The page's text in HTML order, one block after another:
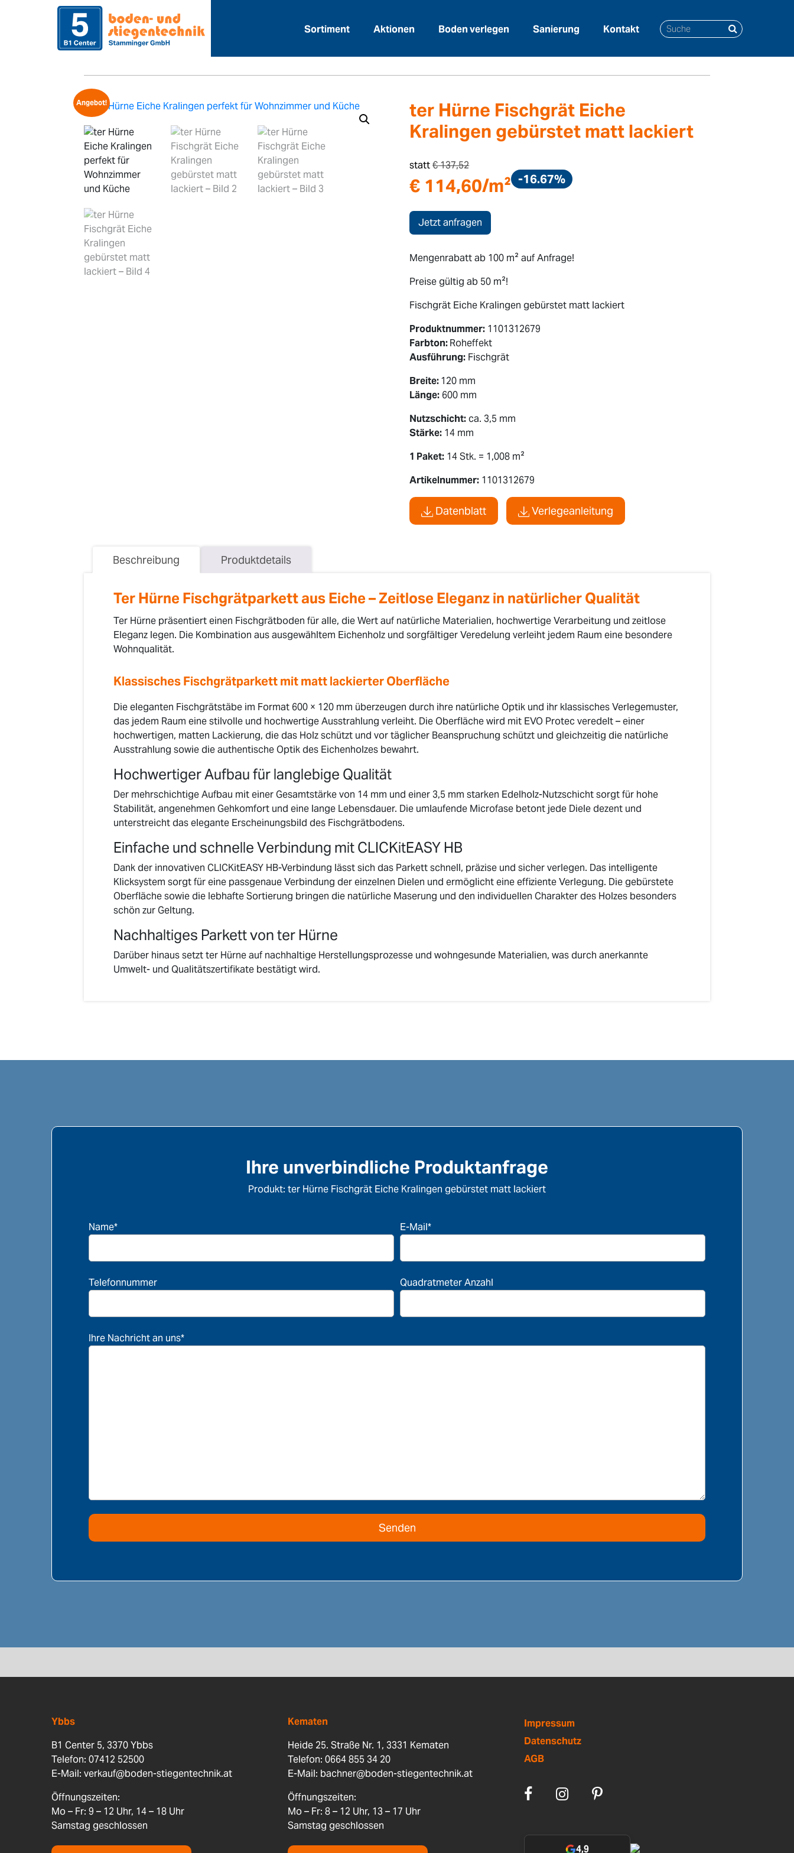
Sortiment Aktionen Boden verlegen Sanierung Kontakt
Home > Sortiment
Angebot!
ter Hürne Fischgrät Eiche
Kralingen gebürstet matt lackiert
statt€137,52
€ 114,60/m² -16.67%
Jetzt anfragen
Mengenrabatt ab 100 m² auf Anfrage!
Preise gültig ab 50 m²!
Fischgrät Eiche Kralingen gebürstet matt lackiert
Produktnummer: 1101312679
Farbton:Roheffekt
Ausführung: Fischgrät
Breite:120 mm
Länge: 600 mm
Nutzschicht:ca. 3,5 mm
Stärke: 14 mm
1 Paket: 14 Stk. = 1,008 m²
Artikelnummer: 1101312679
Datenblatt Verlegeanleitung
Beschreibung Produktdetails
Ter Hürne Fischgrätparkett aus Eiche – Zeitlose Eleganz in natürlicher Qualität
Ter Hürne präsentiert einen Fischgrätboden für alle, die Wert auf natürliche Materialien, hochwertige Verarbeitung und zeitlose
Eleganz legen. Die Kombination aus ausgewähltem Eichenholz und sorgfältiger Veredelung verleiht jedem Raum eine besondere
Wohnqualität.
Klassisches Fischgrätparkett mit matt lackierter Oberfläche
Die eleganten Fischgrätstäbe im Format 600 × 120 mm überzeugen durch ihre natürliche Optik und ihr klassisches Verlegemuster,
das jedem Raum eine stilvolle und hochwertige Ausstrahlung verleiht. Die Oberfläche wird mit EVO Protec veredelt – einer
hochwertigen, matten Lackierung, die das Holz schützt und vor täglicher Beanspruchung schützt und gleichzeitig die natürliche
Ausstrahlung sowie die authentische Optik des Eichenholzes bewahrt.
Hochwertiger Aufbau für langlebige Qualität
Der mehrschichtige Aufbau mit einer Gesamtstärke von 14 mm und einer 3,5 mm starken Edelholz-Nutzschicht sorgt für hohe
Stabilität, angenehmen Gehkomfort und eine lange Lebensdauer. Die umlaufende Microfase betont jede Diele dezent und
unterstreicht das elegante Erscheinungsbild des Fischgrätbodens.
Einfache und schnelle Verbindung mit CLICKitEASY HB
Dank der innovativen CLICKitEASY HB-Verbindung lässt sich das Parkett schnell, präzise und sicher verlegen. Das intelligente
Klicksystem sorgt für eine passgenaue Verbindung der einzelnen Dielen und ermöglicht eine effiziente Verlegung. Die gebürstete
Oberfläche sowie die lebhafte Sortierung bringen die natürliche Maserung und den individuellen Charakter des Holzes besonders
schön zur Geltung.
Nachhaltiges Parkett von ter Hürne
Darüber hinaus setzt ter Hürne auf nachhaltige Herstellungsprozesse und wohngesunde Materialien, was durch anerkannte
Umwelt- und Qualitätszertifikate bestätigt wird.
Ihre unverbindliche Produktanfrage
Produkt: ter Hürne Fischgrät Eiche Kralingen gebürstet matt lackiert
Name* E-Mail*
Telefonnummer Quadratmeter Anzahl
Ihre Nachricht an uns*
Ybbs
B1 Center 5, 3370 Ybbs
Telefon: 07412 52500
E-Mail: verkauf@boden-stiegentechnik.at
Öffnungszeiten:
Mo – Fr: 9 – 12 Uhr, 14 – 18 Uhr
Samstag geschlossen
Kematen
Heide 25. Straße Nr. 1, 3331 Kematen
Telefon: 0664 855 34 20
E-Mail: bachner@boden-stiegentechnik.at
Öffnungszeiten:
Mo – Fr: 8 – 12 Uhr, 13 – 17 Uhr
Samstag geschlossen
Impressum
Datenschutz
AGB
4,9